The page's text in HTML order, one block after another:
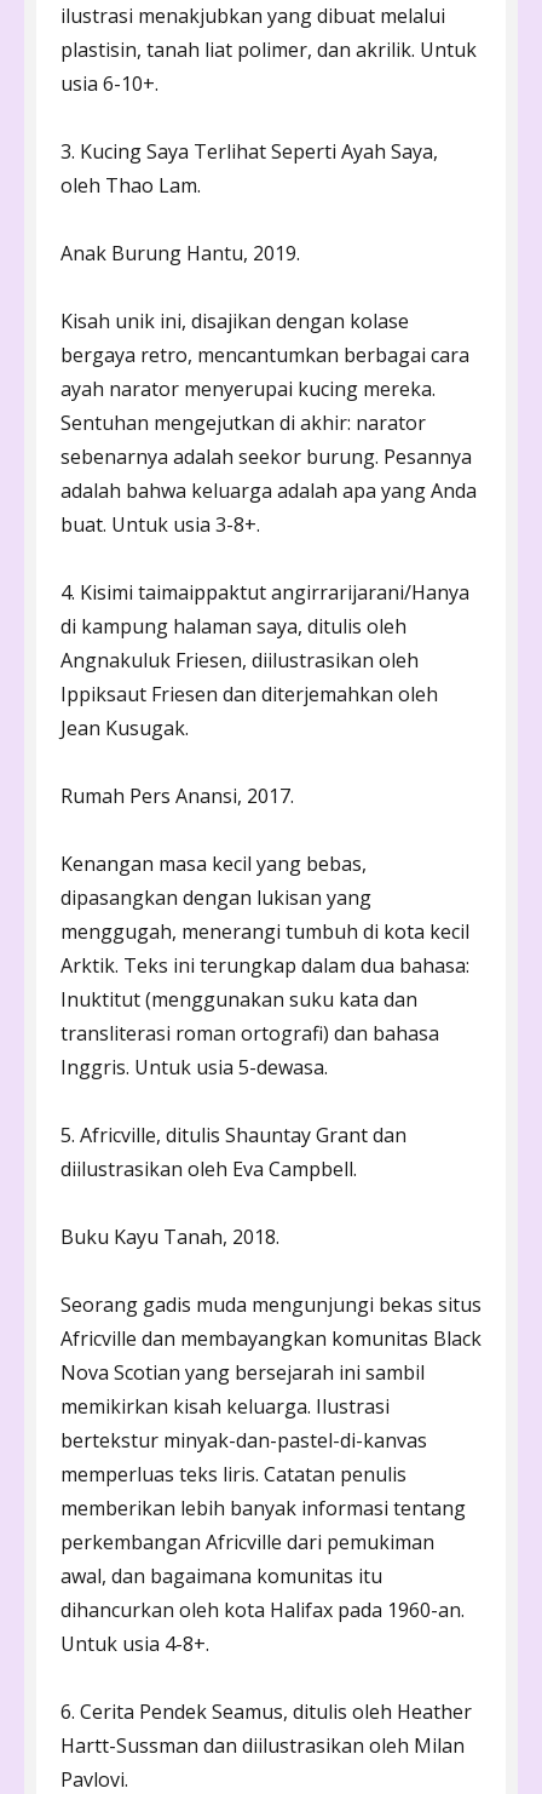
ilustrasi menakjubkan yang dibuat melalui
plastisin, tanah liat polimer, dan akrilik. Untuk
usia 6-10+.
3. Kucing Saya Terlihat Seperti Ayah Saya,
oleh Thao Lam.
Anak Burung Hantu, 2019.
Kisah unik ini, disajikan dengan kolase
bergaya retro, mencantumkan berbagai cara
ayah narator menyerupai kucing mereka.
Sentuhan mengejutkan di akhir: narator
sebenarnya adalah seekor burung. Pesannya
adalah bahwa keluarga adalah apa yang Anda
buat. Untuk usia 3-8+.
4. Kisimi taimaippaktut angirrarijarani/Hanya
di kampung halaman saya, ditulis oleh
Angnakuluk Friesen, diilustrasikan oleh
Ippiksaut Friesen dan diterjemahkan oleh
Jean Kusugak.
Rumah Pers Anansi, 2017.
Kenangan masa kecil yang bebas,
dipasangkan dengan lukisan yang
menggugah, menerangi tumbuh di kota kecil
Arktik. Teks ini terungkap dalam dua bahasa:
Inuktitut (menggunakan suku kata dan
transliterasi roman ortografi) dan bahasa
Inggris. Untuk usia 5-dewasa.
5. Africville, ditulis Shauntay Grant dan
diilustrasikan oleh Eva Campbell.
Buku Kayu Tanah, 2018.
Seorang gadis muda mengunjungi bekas situs
Africville dan membayangkan komunitas Black
Nova Scotian yang bersejarah ini sambil
memikirkan kisah keluarga. Ilustrasi
bertekstur minyak-dan-pastel-di-kanvas
memperluas teks liris. Catatan penulis
memberikan lebih banyak informasi tentang
perkembangan Africville dari pemukiman
awal, dan bagaimana komunitas itu
dihancurkan oleh kota Halifax pada 1960-an.
Untuk usia 4-8+.
6. Cerita Pendek Seamus, ditulis oleh Heather
Hartt-Sussman dan diilustrasikan oleh Milan
Pavlovi.